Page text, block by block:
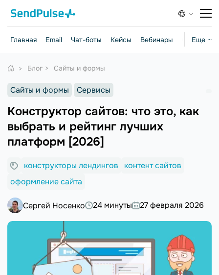
Еще ···
Главная Email Чат-боты Кейсы Вебинары Стратегии
Блог Сайты и формы
Сайты и формы Сервисы
Конструктор сайтов: что это, как
выбрать и рейтинг лучших
платформ [2026]
конструкторы лендингов
контент сайтов
оформление сайта
Сергей Носенко 24 минуты 27 февраля 2026